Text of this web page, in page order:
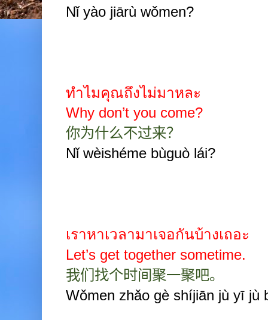
Nǐ yào jiārù wǒmen?
ทำไมคุณถึงไม่มาหละ
Why don’t you come?
你为什么不过来？
Nǐ wèishéme bùguò lái?
เราหาเวลามาเจอกันบ้างเถอะ
Let’s get together sometime.
我们找个时间聚一聚吧。
Wǒmen zhǎo gè shíjiān jù yī jù